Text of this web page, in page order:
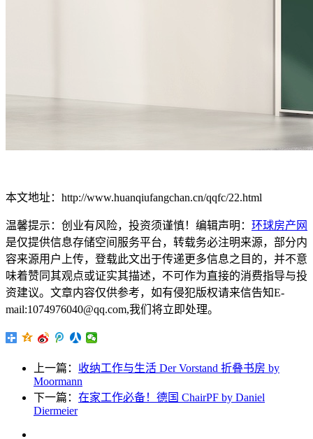
本文地址：http://www.huanqiufangchan.cn/qqfc/22.html
温馨提示：创业有风险，投资须谨慎！编辑声明： 环球房产网
是仅提供信息存储空间服务平台，转载务必注明来源，部分内
容来源用户上传，登载此文出于传递更多信息之目的，并不意
味着赞同其观点或证实其描述，不可作为直接的消费指导与投
资建议。文章内容仅供参考，如有侵犯版权请来信告知E-
mail:1074976040@qq.com,我们将立即处理。
上一篇： 收纳工作与生活 Der Vorstand 折叠书房 by
Moormann
下一篇： 在家工作必备！德国 ChairPF by Daniel
Diermeier